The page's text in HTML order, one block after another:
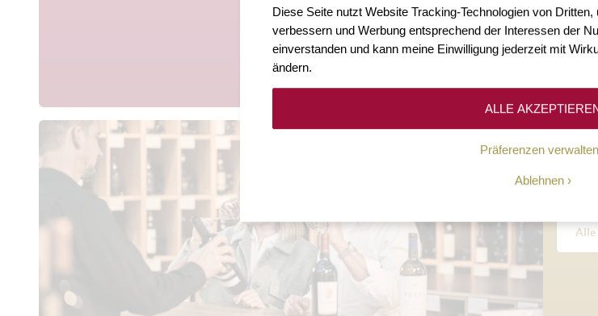
Diese Seite nutzt Website Tracking-Technologien von
verbessern und Werbung entsprechend der Interessen der
einverstanden und kann meine Einwilligung jederzeit mit
ändern.
Präferenzen verwalten
Ablehnen
ALLE
10
Alle